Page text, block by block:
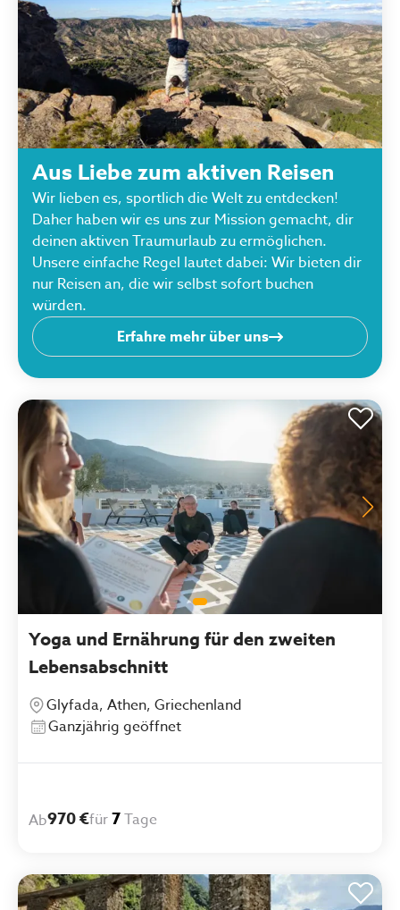
Aus Liebe zum aktiven Reisen
Wir lieben es, sportlich die Welt zu entdecken!
Daher haben wir es uns zur Mission gemacht, dir
deinen aktiven Traumurlaub zu ermöglichen.
Unsere einfache Regel lautet dabei: Wir bieten dir
nur Reisen an, die wir selbst sofort buchen
würden.
Erfahre mehr über uns
Yoga und Ernährung für den zweiten
Lebensabschnitt
Glyfada, Athen, Griechenland
Ganzjährig geöffnet
Ab970 €für7Tage